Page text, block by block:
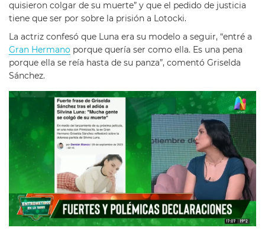
quisieron colgar de su muerte” y que el pedido de justicia
tiene que ser por sobre la prisión a Lotocki.
La actriz confesó que Luna era su modelo a seguir, “entré a
Gran Hermano porque quería ser como ella. Es una pena
porque ella se reía hasta de su panza”, comentó Griselda
Sánchez.